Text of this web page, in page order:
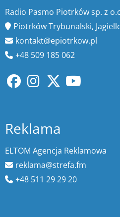
Radio Pasmo Piotrków sp. z
Piotrków Trybunalski,
kontakt@epiotrkow.pl
+48 509 185 062
Reklama
ELTOM Agencja Reklamowa
reklama@strefa.fm
+48 511 29 29 20